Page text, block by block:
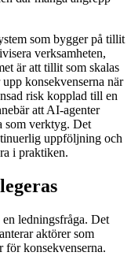
som bygger på tillit
verksamheten,
är att tillit som skalas
konsekvenserna när
risk kopplad till en
att AI-agenter
som verktyg. Det
uppföljning och
i praktiken.
ledningsfråga. Det
aktörer som
för konsekvenserna.